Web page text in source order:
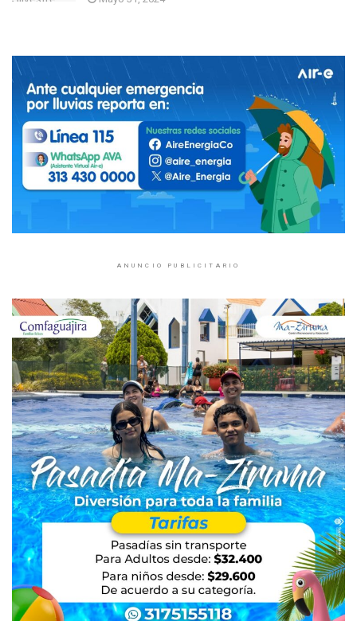
ANUNCIO PUBLICITARIO